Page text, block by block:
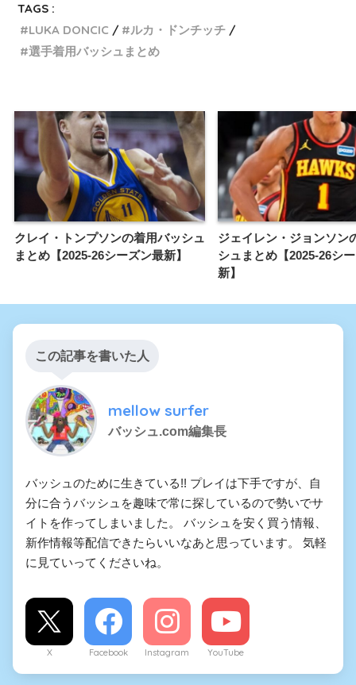
TAGS :
LUKA DONCIC
ルカ・ドンチッチ
選手着用バッシュまとめ
クレイ・トンプソンの着用バッシュ
まとめ【2025-26シーズン最新】
ジェイレン・ジョンソン
シュまとめ【2025-26シ
新】
この記事を書いた人
mellow surfer
バッシュ.com編集長
バッシュのために生きている!! プレイは下手ですが、自
分に合うバッシュを趣味で常に探しているので勢いでサ
イトを作ってしまいました。 バッシュを安く買う情報、
新作情報等配信できたらいいなあと思っています。 気軽
に見ていってくださいね。
X Facebook Instagram YouTube